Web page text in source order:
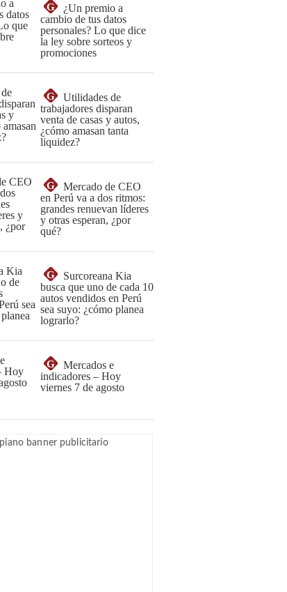
G
¿Un premio a
cambio de tus datos
personales? Lo que dice
la ley sobre sorteos y
promociones
G
Utilidades de
trabajadores disparan
venta de casas y autos,
¿cómo amasan tanta
liquidez?
G
Mercado de CEO
en Perú va a dos ritmos:
grandes renuevan líderes
y otras esperan, ¿por
qué?
G
Surcoreana Kia
busca que uno de cada 10
autos vendidos en Perú
sea suyo: ¿cómo planea
lograrlo?
G
Mercados e
indicadores – Hoy
viernes 7 de agosto